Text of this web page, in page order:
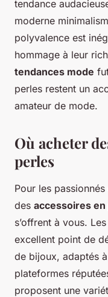
tendance
moderne
polyvalence est
hommage à leur
tendances mode
perles restent un
amateur de mode.
Où acheter
perles
Pour les
des accessoires
s’offrent à vous. Les
excellent point de
de bijoux, adaptés
plateformes
proposent une